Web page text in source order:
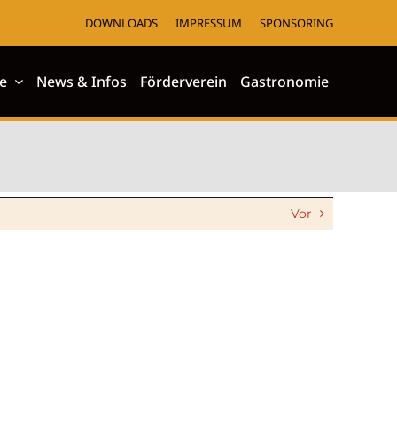
DOWNLOADS IMPRESSUM SPONSORING
News & Infos Förderverein Gastronomie
Vor